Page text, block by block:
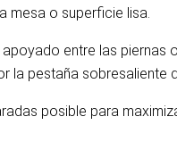
mesa o superficie lisa.
entre las
la pestaña sobresaliente
posible para